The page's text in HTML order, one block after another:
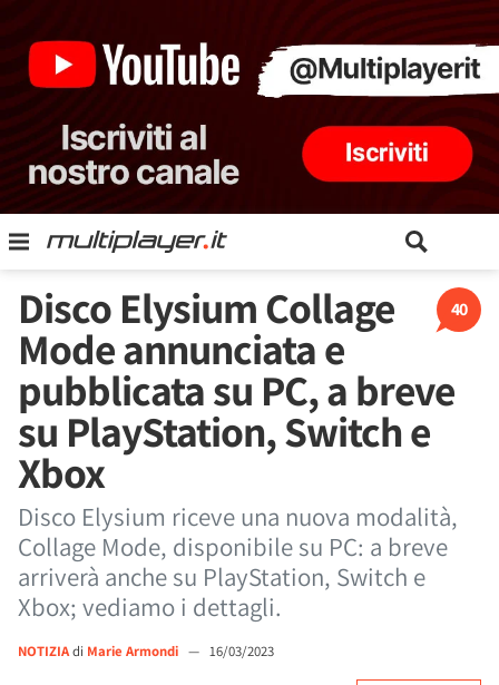
40
Disco Elysium Collage
Mode annunciata e
pubblicata su PC, a breve
su PlayStation, Switch e
Xbox
Disco Elysium riceve una nuova modalità,
Collage Mode, disponibile su PC: a breve
arriverà anche su PlayStation, Switch e
Xbox; vediamo i dettagli.
NOTIZIAdi Marie Armondi — 16/03/2023